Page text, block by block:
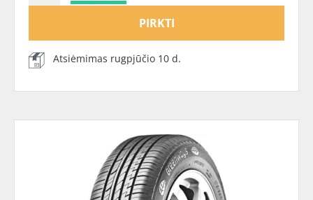
PIRKTI
Atsiėmimas rugpjūčio 10 d.